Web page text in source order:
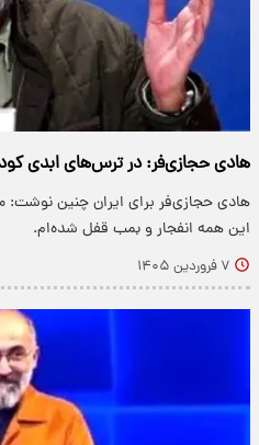
هادی حجازی‌فر: در ترس‌های ابدی
هادی حجازی‌فر برای ایران چنین نوشت:
این همه انفجار و بمب قفل شده‌ام.
۷ فروردین ۱۴۰۵